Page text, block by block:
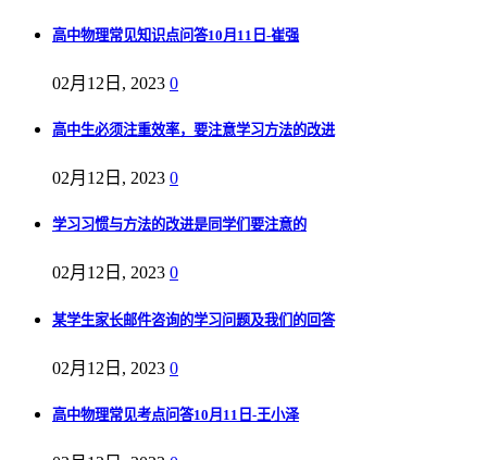
高中物理常见知识点问答10月11日-崔强
02月12日, 2023 0
高中生必须注重效率，要注意学习方法的改进
02月12日, 2023 0
学习习惯与方法的改进是同学们要注意的
02月12日, 2023 0
某学生家长邮件咨询的学习问题及我们的回答
02月12日, 2023 0
高中物理常见考点问答10月11日-王小泽